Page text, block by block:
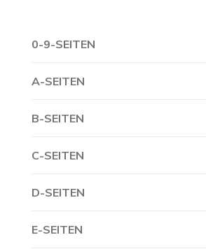
0-9-SEITEN
A-SEITEN
B-SEITEN
C-SEITEN
D-SEITEN
E-SEITEN